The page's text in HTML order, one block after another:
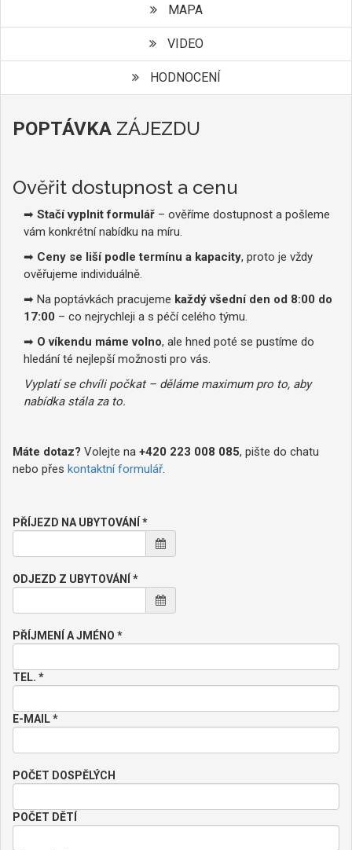
MAPA
VIDEO
HODNOCENÍ
POPTÁVKA ZÁJEZDU
Ověřit dostupnost a cenu
➡ Stačí vyplnit formulář – ověříme dostupnost a pošleme
vám konkrétní nabídku na míru.
➡ Ceny se liší podle termínu a kapacity, proto je vždy
ověřujeme individuálně.
➡ Na poptávkách pracujeme každý všední den od 8:00 do
17:00 – co nejrychleji a s péčí celého týmu.
➡ O víkendu máme volno, ale hned poté se pustíme do
hledání té nejlepší možnosti pro vás.
Vyplatí se chvíli počkat – děláme maximum pro to, aby
nabídka stála za to.
Máte dotaz? Volejte na +420 223 008 085, pište do chatu
nebo přes kontaktní formulář.
PŘÍJEZD NA UBYTOVÁNÍ *
ODJEZD Z UBYTOVÁNÍ *
PŘÍJMENÍ A JMÉNO *
TEL. *
E-MAIL *
POČET DOSPĚLÝCH
POČET DĚTÍ